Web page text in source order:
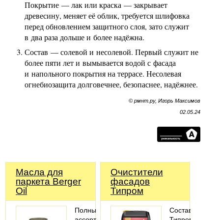
Покрытие — лак или краска — закрывает
древесину, меняет её облик, требуется шлифовка
перед обновлением защитного слоя, зато служит
в два раза дольше и более надёжна.
Состав — солевой и несолевой. Первый служит не
более пяти лет и вымывается водой с фасада
и напольного покрытия на террасе. Несолевая
огнебиозащита долговечнее, безопаснее, надёжнее.
© рмнт.ру, Игорь Максимов
02.05.24
Масла для
паркета Berger
Oil
Полный
Очистители
фасадов
Типром
Составы